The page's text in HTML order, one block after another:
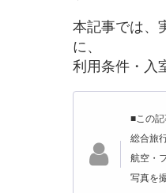
本記事では、
に、
利用条件・入
■この記
総合旅
航空・
写真を